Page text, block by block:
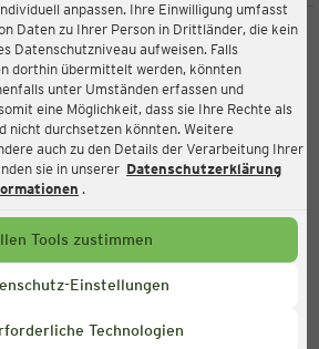
anpassen. Ihre Einwilligung umfasst
Daten zu Ihrer Person in Drittländer, die kein
Datenschutzniveau aufweisen. Falls
dorthin übermittelt werden, könnten
unter Umständen erfassen und
eine Möglichkeit, dass sie Ihre Rechte als
nicht durchsetzen könnten. Weitere
auch zu den Details der Verarbeitung Ihrer
sie in unserer Datenschutzerklärung
.
Tools zustimmen
Einstellungen
Technologien
33818 Leopoldshöhe
8-18 Uhr